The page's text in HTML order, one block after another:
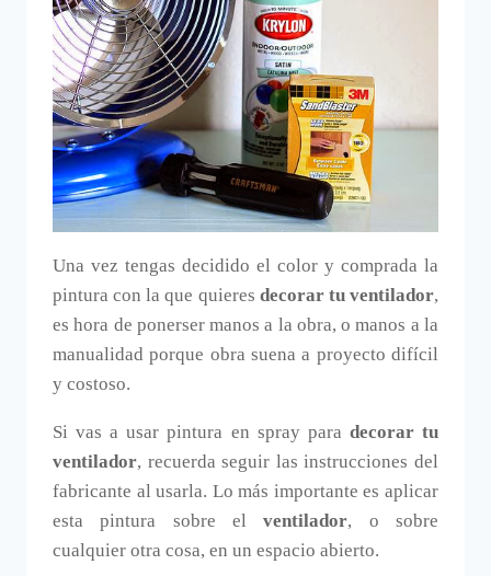
Una vez tengas decidido el color y comprada la
pintura con la que quieres decorar tu ventilador,
es hora de ponerser manos a la obra, o manos a la
manualidad porque obra suena a proyecto difícil
y costoso.
Si vas a usar pintura en spray para decorar tu
ventilador, recuerda seguir las instrucciones del
fabricante al usarla. Lo más importante es aplicar
esta pintura sobre elventilador, o sobre
cualquier otra cosa, en un espacio abierto.